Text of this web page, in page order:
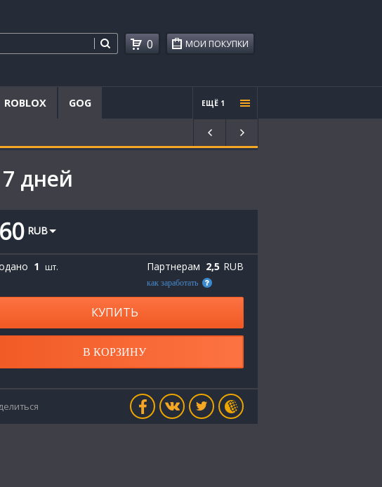
МОИ ПОКУПКИ
0
ROBLOX GOG ЕЩЁ 1
Проче
е
дней
RUB
1 шт. Партнерам 2,5 RUB
как заработать
КУПИТЬ
В КОРЗИНУ